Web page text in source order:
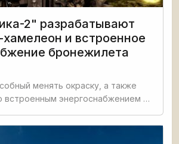
2" разрабатывают
и встроенное
бронежилета
менять окраску, а также
встроенным энергоснабжением и
комплекта экипировки
член